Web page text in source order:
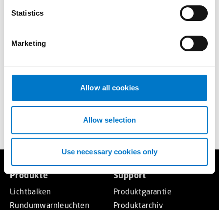
Statistics
Marketing
Allow all cookies
Allow selection
Use necessary cookies only
Technische Daten
Produkte
Lichtbalken
Rundumwarnleuchten
Support
Produktgarantie
Produktarchiv